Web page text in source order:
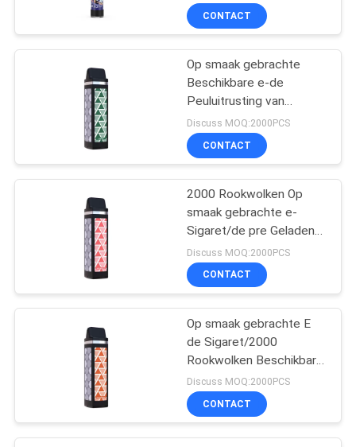
Berry Ice
CONTACT
Op smaak gebrachte
Beschikbare e-de
Peuluitrusting van
Sigaret 2000
Rookwolken 1400mAh
Discuss MOQ:2000PCS
CONTACT
2000 Rookwolken Op
smaak gebrachte e-
Sigaret/de pre Geladen
Peul van 1400mAh Vape
Discuss MOQ:2000PCS
CONTACT
Op smaak gebrachte E
de Sigaret/2000
Rookwolken Beschikbare
Vape Pen Aluminum
Tube van 8.0ml 1.3Ω
Discuss MOQ:2000PCS
CONTACT